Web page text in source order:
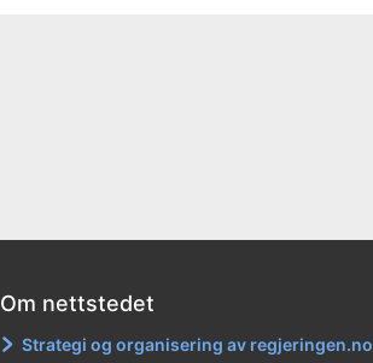
Om nettstedet
Strategi og organisering av regjeringen.no